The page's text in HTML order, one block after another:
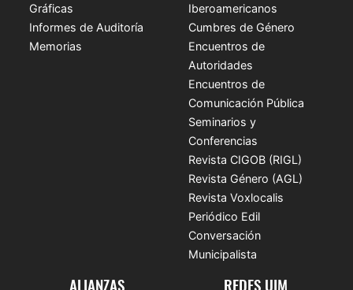
Gráficas
Informes de Auditoría
Memorias
Iberoamericanos
Cumbres de Género
Encuentros de
Autoridades
Encuentros de
Comunicación Pública
Seminarios y
Conferencias
Revista CIGOB (RIGL)
Revista Género (AGL)
Revista Voxlocalis
Periódico Edil
Conversación
Municipalista
ALIANZAS REDES UIM